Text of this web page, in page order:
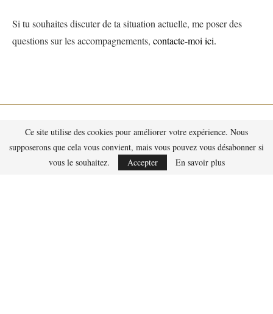
Si tu souhaites discuter de ta situation actuelle, me poser des
questions sur les accompagnements, contacte-moi ici.
Ce site utilise des cookies pour améliorer votre expérience. Nous
supposerons que cela vous convient, mais vous pouvez vous désabonner si
vous le souhaitez.
Accepter En savoir plus